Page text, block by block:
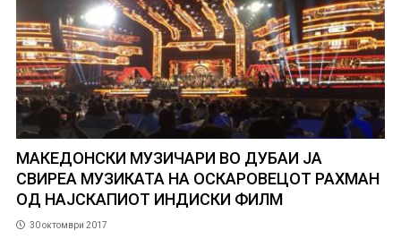
МАКЕДОНСКИ МУЗИЧАРИ ВО ДУБАИ ЈА
СВИРЕА МУЗИКАТА НА ОСКАРОВЕЦОТ РАХМАН
ОД НАЈСКАПИОТ ИНДИСКИ ФИЛМ
30 октомври 2017